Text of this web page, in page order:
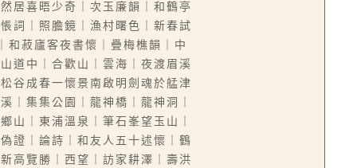
居喜晤少奇｜次玉廉韻｜和鶴亭
詞｜照膽鏡｜漁村曙色｜新春試
和菽廬客夜書懷｜疊梅樵韻｜中
道中｜合歡山｜雲海｜夜渡眉溪
谷成春一懷景南啟明劍魂於艋津
｜集集公園｜龍神橋｜龍神洞｜
山｜東浦溫泉｜筆石峯望玉山｜
證｜論詩｜和友人五十述懷｜鶴
高覽勝｜西望｜訪家耕澤｜壽洪